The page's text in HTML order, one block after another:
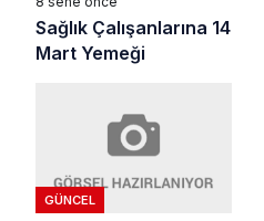
Sağlık Çalışanlarına 14
Mart Yemeği
GÜNCEL